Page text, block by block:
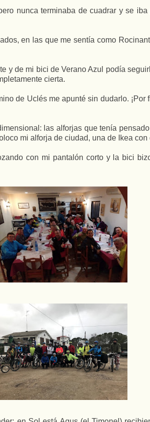
nunca terminaba de cuadrar y se
en las que me sentía como
y de mi bici de Verano Azul podía
cierta.
de Uclés me apunté sin dudarlo.
las alforjas que tenía
mi alforja de ciudad, una de Ikea
con mi pantalón corto y la bici